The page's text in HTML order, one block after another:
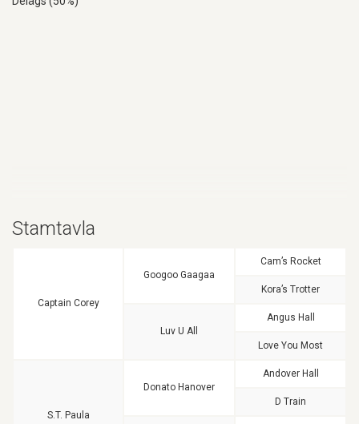
Stamtavla
Captain Corey
Googoo Gaagaa
Cam’s Rocket
Kora’s Trotter
Luv U All
Angus Hall
Love You Most
S.T. Paula
Donato Hanover
Andover Hall
D Train